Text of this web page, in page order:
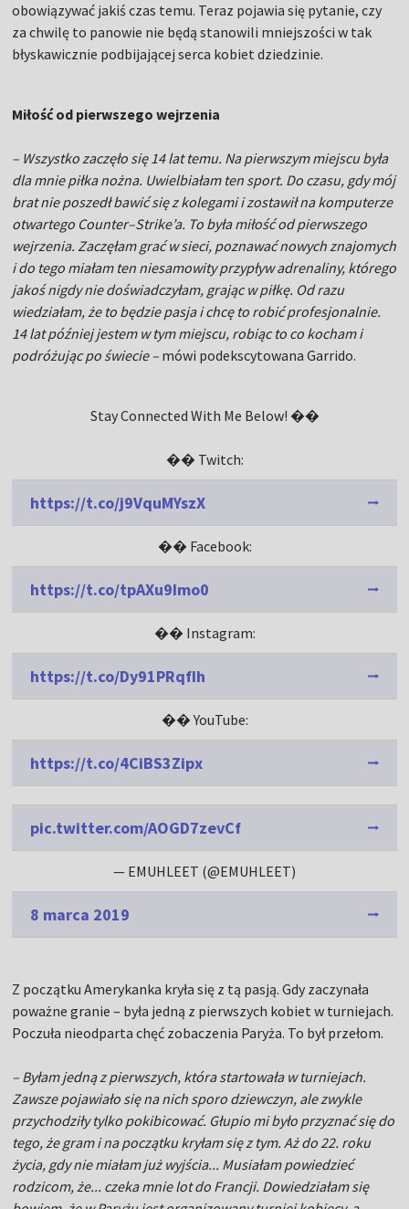
obowiązywać jakiś czas temu. Teraz pojawia się pytanie, czy
za chwilę to panowie nie będą stanowili mniejszości w tak
błyskawicznie podbijającej serca kobiet dziedzinie.
Miłość od pierwszego wejrzenia
– Wszystko zaczęło się 14 lat temu. Na pierwszym miejscu była
dla mnie piłka nożna. Uwielbiałam ten sport. Do czasu, gdy mój
brat nie poszedł bawić się z kolegami i zostawił na komputerze
otwartego Counter–Strike’a. To była miłość od pierwszego
wejrzenia. Zaczęłam grać w sieci, poznawać nowych znajomych
i do tego miałam ten niesamowity przypływ adrenaliny, którego
jakoś nigdy nie doświadczyłam, grając w piłkę. Od razu
wiedziałam, że to będzie pasja i chcę to robić profesjonalnie.
14 lat później jestem w tym miejscu, robiąc to co kocham i
podróżując po świecie – mówi podekscytowana Garrido.
Stay Connected With Me Below! ��
�� Twitch:
https://t.co/j9VquMYszX
�� Facebook:
https://t.co/tpAXu9Imo0
�� Instagram:
https://t.co/Dy91PRqfIh
�� YouTube:
https://t.co/4CiBS3Zipx
pic.twitter.com/AOGD7zevCf
— EMUHLEET (@EMUHLEET)
8 marca 2019
Z początku Amerykanka kryła się z tą pasją. Gdy zaczynała
poważne granie – była jedną z pierwszych kobiet w turniejach.
Poczuła nieodparta chęć zobaczenia Paryża. To był przełom.
– Byłam jedną z pierwszych, która startowała w turniejach.
Zawsze pojawiało się na nich sporo dziewczyn, ale zwykle
przychodziły tylko pokibicować. Głupio mi było przyznać się do
tego, że gram i na początku kryłam się z tym. Aż do 22. roku
życia, gdy nie miałam już wyjścia... Musiałam powiedzieć
rodzicom, że... czeka mnie lot do Francji. Dowiedziałam się